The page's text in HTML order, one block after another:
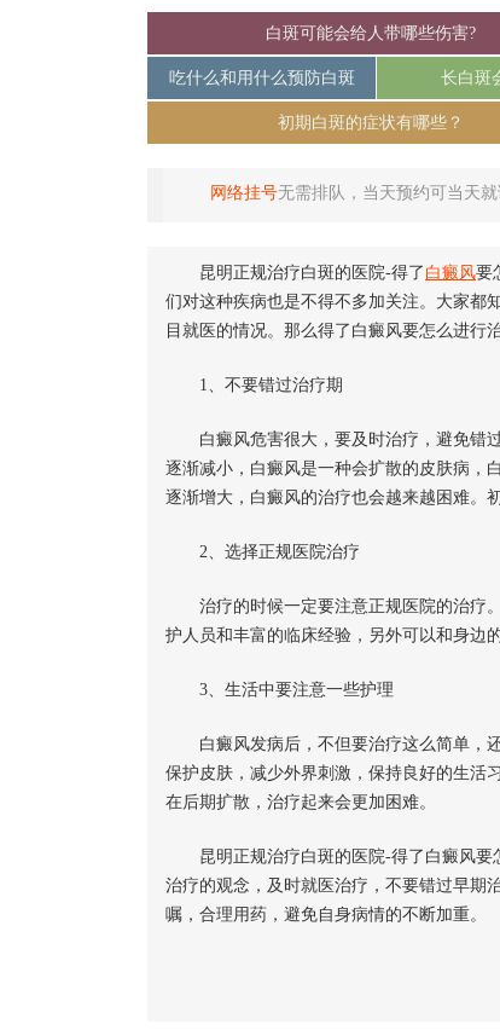
白斑可能会给人带哪些伤害?
吃什么和用什么预防白斑 长白斑
初期白斑的症状有哪些？
网络挂号无需排队，当天预约可当天
昆明正规治疗白斑的医院-得了 白癜风要
们对这种疾病也是不得不多加关注。大家都
目就医的情况。那么得了白癜风要怎么进行
1、不要错过治疗期
白癜风危害很大，要及时治疗，避免错过
逐渐减小，白癜风是一种会扩散的皮肤病，
逐渐增大，白癜风的治疗也会越来越困难。
2、选择正规医院治疗
治疗的时候一定要注意正规医院的治疗。
护人员和丰富的临床经验，另外可以和身边
3、生活中要注意一些护理
白癜风发病后，不但要治疗这么简单，还
保护皮肤，减少外界刺激，保持良好的生活
在后期扩散，治疗起来会更加困难。
昆明正规治疗白斑的医院-得了白癜风要
治疗的观念，及时就医治疗，不要错过早期
嘱，合理用药，避免自身病情的不断加重。